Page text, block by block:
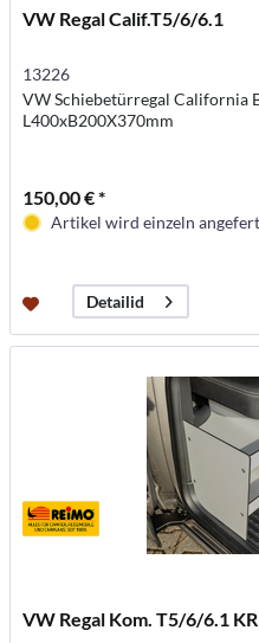
VW Regal Calif.T5/6/6.1
13226
VW Schiebetürregal California
L400xB200X370mm
150,00 € *
Artikel wird einzeln
Detailid
VW Regal Kom. T5/6/6.1 KR